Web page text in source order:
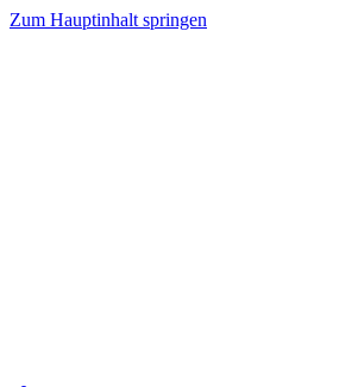
Zum Hauptinhalt springen